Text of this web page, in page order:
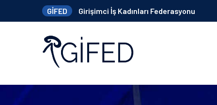
GİFED Girişimci İş Kadınları Federasyonu